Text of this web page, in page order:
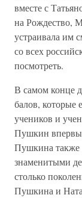
вместе с
на Рождество,
устраивала им
со всех
посмотреть.
В самом конце
балов, которые
учеников и
Пушкин
Пушкина также
знаменитыми
столько
Пушкина и